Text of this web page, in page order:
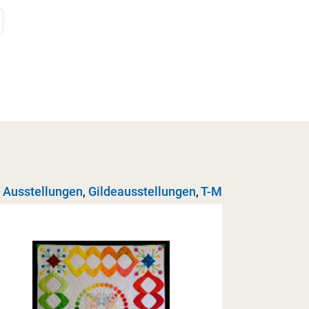
Ausstellungen, Gildeausstellungen,T-M